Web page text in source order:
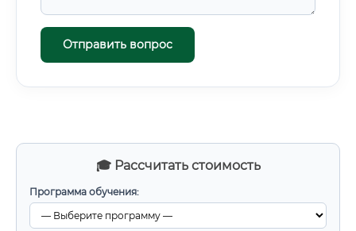
🎓 Рассчитать стоимость
Программа обучения:
Отправить вопрос